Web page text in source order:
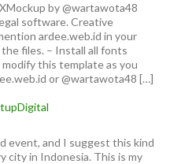
by @wartawota48
software. Creative
ardee.web.id in your
files. – Install all fonts
this template as you
or @wartawota48 […]
event, and I suggest this kind
city in Indonesia. This is my